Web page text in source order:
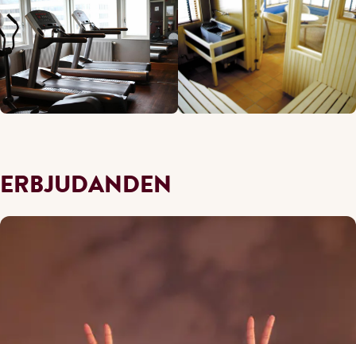
ERBJUDANDEN